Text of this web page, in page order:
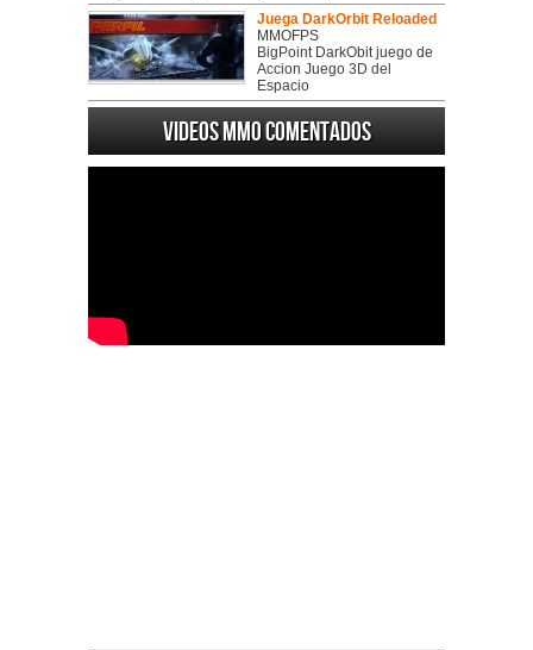
Juega DarkOrbit Reloaded
MMOFPS
BigPoint DarkObit juego de
Accion Juego 3D del
Espacio
Videos MMO Comentados